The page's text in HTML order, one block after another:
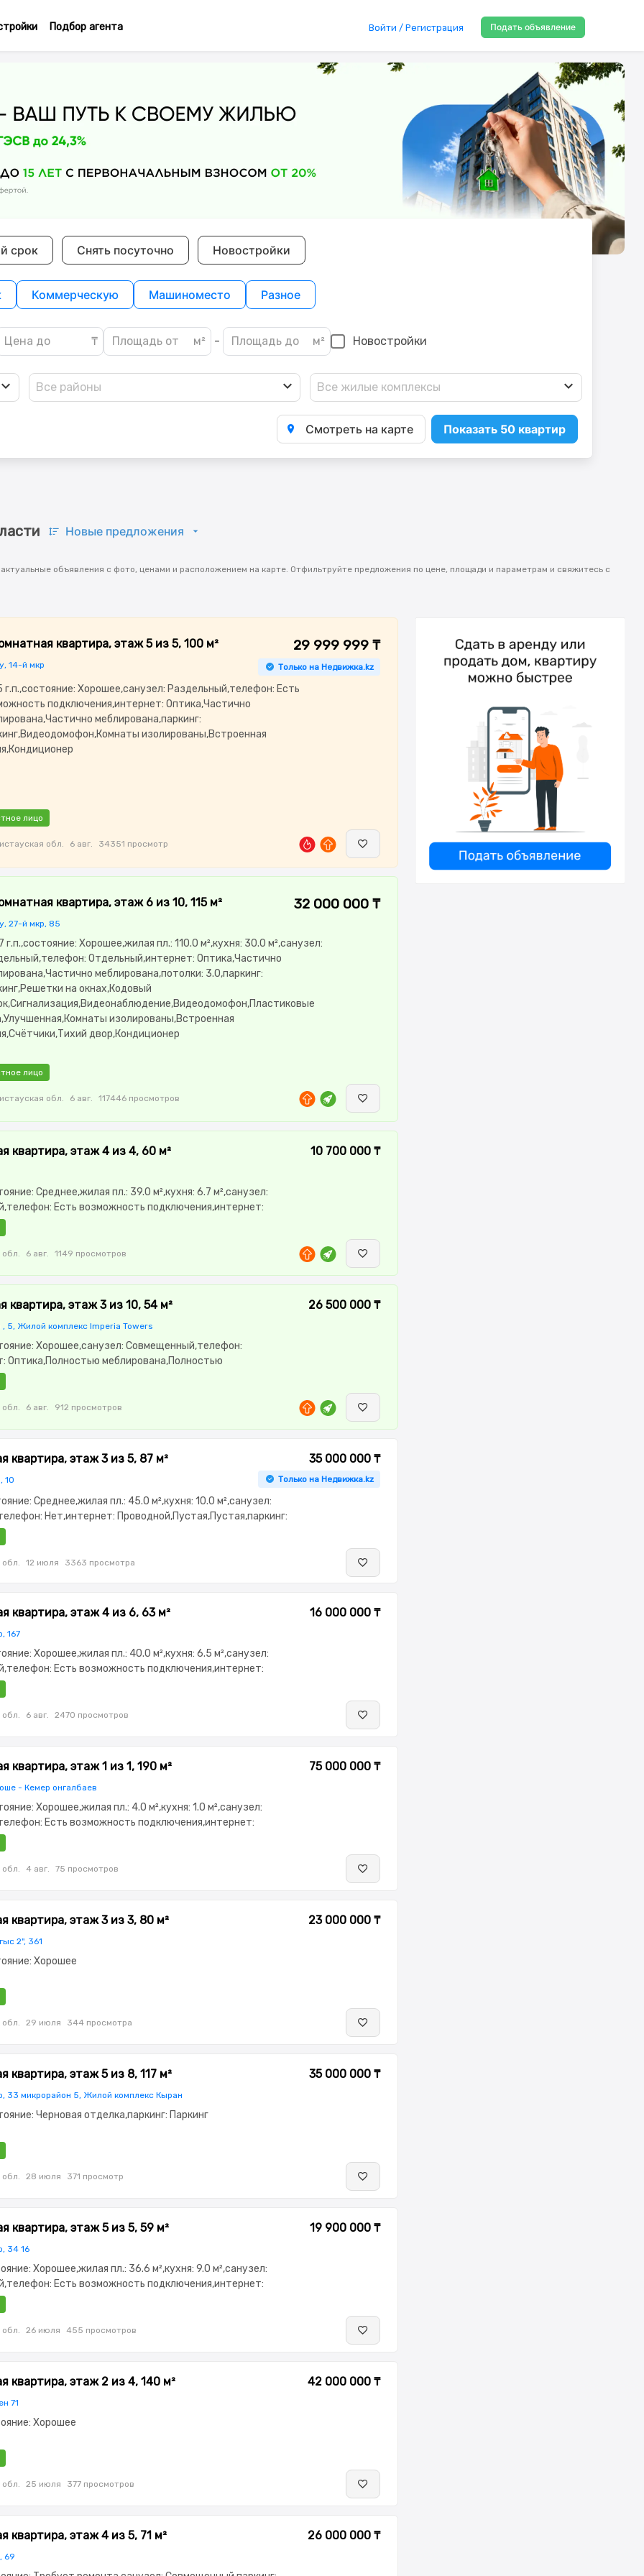
Подбор агента Войти / Регистрация Подать объявление
срок Снять посуточно Новостройки
Коммерческую Машиноместо Разное
- Новостройки
Все районы Все жилые комплексы
Смотреть на карте Показать 50 квартир
Новые предложения
объявления с фото, ценами и расположением на карте. Отфильтруйте предложения по цене, площади и параметрам и свяжитесь с
квартира, этаж 5 из 5, 100 м²
14-й мкр
29 999 999 ₸
Только на Недвижка.kz
г.п.,состояние: Хорошее,санузел: Раздельный,телефон: Есть
подключения,интернет: Оптика,Частично
меблирована,паркинг:
изолированы,Встроенная
лицо
обл. 6 авг. 34351 просмотр
квартира, этаж 6 из 10, 115 м²
27-й мкр, 85
32 000 000 ₸
г.п.,состояние: Хорошее,жилая пл.: 110.0 м²,кухня: 30.0 м²,санузел:
Отдельный,интернет: Оптика,Частично
меблирована,потолки: 3.0,паркинг:
на окнах,Кодовый
изолированы,Встроенная
двор,Кондиционер
лицо
обл. 6 авг. 117446 просмотров
квартира, этаж 4 из 4, 60 м² 10 700 000 ₸
Среднее,жилая пл.: 39.0 м²,кухня: 6.7 м²,санузел:
Есть возможность подключения,интернет:
меблирована,Частично меблирована,паркинг: Рядом
изолированы
обл. 6 авг. 1149 просмотров
квартира, этаж 3 из 10, 54 м²
, 5, Жилой комплекс Imperia Towers
26 500 000 ₸
Хорошее,санузел: Совмещенный,телефон:
Оптика,Полностью меблирована,Полностью
двор,Кондиционер
обл. 6 авг. 912 просмотров
квартира, этаж 3 из 5, 87 м²
10
35 000 000 ₸
Только на Недвижка.kz
Среднее,жилая пл.: 45.0 м²,кухня: 10.0 м²,санузел:
Нет,интернет: Проводной,Пустая,Пустая,паркинг:
изолированы,Счётчики,Тихий
обл. 12 июля 3363 просмотра
квартира, этаж 4 из 6, 63 м²
167
16 000 000 ₸
Хорошее,жилая пл.: 40.0 м²,кухня: 6.5 м²,санузел:
Есть возможность подключения,интернет:
меблирована,Частично меблирована,паркинг: Рядом
изолированы
обл. 6 авг. 2470 просмотров
квартира, этаж 1 из 1, 190 м²
- Кемер онгалбаев
75 000 000 ₸
Хорошее,жилая пл.: 4.0 м²,кухня: 1.0 м²,санузел:
Есть возможность подключения,интернет:
меблирована,Полностью меблирована,паркинг:
обл. 4 авг. 75 просмотров
квартира, этаж 3 из 3, 80 м²
2", 361
23 000 000 ₸
Хорошее
обл. 29 июля 344 просмотра
квартира, этаж 5 из 8, 117 м²
33 микрорайон 5, Жилой комплекс Кыран
35 000 000 ₸
Черновая отделка,паркинг: Паркинг
обл. 28 июля 371 просмотр
квартира, этаж 5 из 5, 59 м²
34 16
19 900 000 ₸
Хорошее,жилая пл.: 36.6 м²,кухня: 9.0 м²,санузел:
Есть возможность подключения,интернет:
меблирована,Частично меблирована,паркинг:
окна,Комнаты
кухня,Тихий двор,Кондиционер
обл. 26 июля 455 просмотров
квартира, этаж 2 из 4, 140 м²
71
42 000 000 ₸
Хорошее
обл. 25 июля 377 просмотров
квартира, этаж 4 из 5, 71 м²
69
26 000 000 ₸